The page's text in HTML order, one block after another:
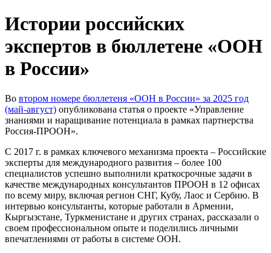
Истории российских
экспертов в бюллетене «ООН
в России»
Во втором номере бюллетеня «ООН в России» за 2025 год
(май-август) опубликована статья о проекте «Управление
знаниями и наращивание потенциала в рамках партнерства
Россия-ПРООН».
С 2017 г. в рамках ключевого механизма проекта – Российские
эксперты для международного развития – более 100
специалистов успешно выполнили краткосрочные задачи в
качестве международных консультантов ПРООН в 12 офисах
по всему миру, включая регион СНГ, Кубу, Лаос и Сербию. В
интервью консультанты, которые работали в Армении,
Кыргызстане, Туркменистане и других странах, рассказали о
своем профессиональном опыте и поделились личными
впечатлениями от работы в системе ООН.